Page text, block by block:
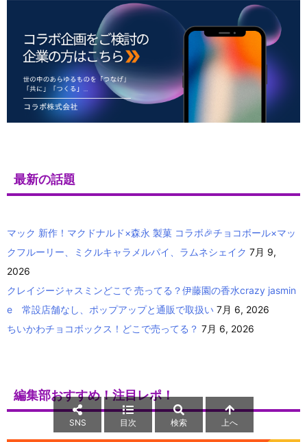
最新の話題
マック 新作！マクドナルド×森永 製菓 コラボ🎉チョコボール×マッ
クフルーリー、ミクルキャラメルパイ、ラムネシェイク 7月 9,
2026
クレイジージャスミンどこで 売ってる？伊藤園の香水crazy jasmin
e 常設店舗なし、ポップアップと通販で取扱い 7月 6, 2026
ちいかわチョコボックス！どこで売ってる？ 7月 6, 2026
編集部おすすめ！注目レポ！
SNS 目次 検索 上へ